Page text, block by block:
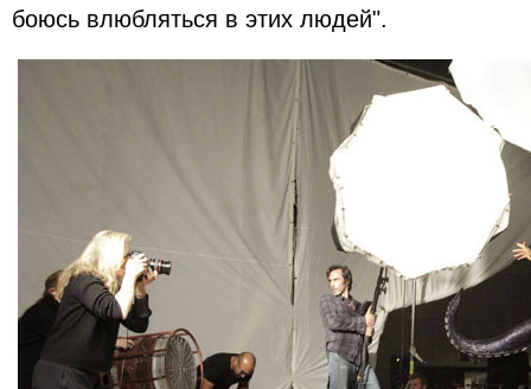
боюсь влюбляться в этих людей".